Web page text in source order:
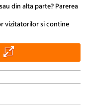
din alta parte? Parerea
vizitatorilor si contine